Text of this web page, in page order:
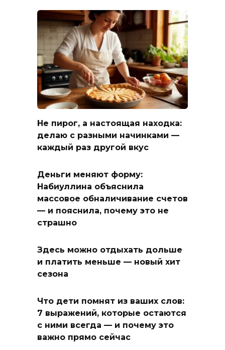
Не пирог, а настоящая находка:
делаю с разными начинками —
каждый раз другой вкус
Деньги меняют форму:
Набиуллина объяснила
массовое обналичивание счетов
— и пояснила, почему это не
страшно
Здесь можно отдыхать дольше
и платить меньше — новый хит
сезона
Что дети помнят из ваших слов:
7 выражений, которые остаются
с ними всегда — и почему это
важно прямо сейчас